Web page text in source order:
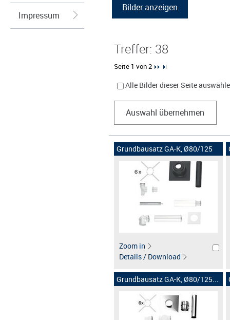
Impressum
Grafiken
Treffer: 38
Seite 1 von 2
Alle Bilder dieser Seite
Auswahl übernehmen
Grundbausatz GA-K, Ø80/125
Zoom in
Details / Download
Grundbausatz GA-K, Ø80/125...